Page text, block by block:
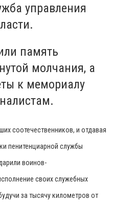
управления
память
молчания, а
к мемориалу
соотечественников, и отдавая
пенитенциарной службы
воинов-
своих служебных
за тысячу километров от